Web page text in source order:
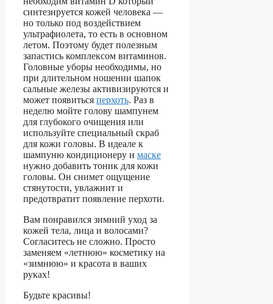
синтезируется кожей человека —
но только под воздействием
ультрафиолета, то есть в основном
летом. Поэтому будет полезным
запастись комплексом витаминов.
Головные уборы необходимы, но
при длительном ношении шапок
сальные железы активизируются и
может появиться перхоть. Раз в
неделю мойте голову шампунем
для глубокого очищения или
используйте специальный скраб
для кожи головы. В идеале к
шампуню кондиционеру и маске
нужно добавить тоник для кожи
головы. Он снимет ощущение
стянутости, увлажнит и
предотвратит появление перхоти.
Вам понравился зимний уход за
кожей тела, лица и волосами?
Согласитесь не сложно. Просто
заменяем «летнюю» косметику на
«зимнюю» и красота в ваших
руках!
Будьте красивы!